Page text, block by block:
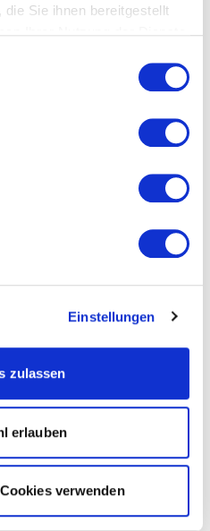
Sie ihnen bereitgestellt
weiterhin nutzen.
Einstellungen
zulassen
erlauben
verwenden